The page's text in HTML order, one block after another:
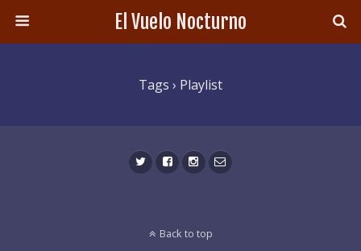
El Vuelo Nocturno
Tags › Playlist
Back to top